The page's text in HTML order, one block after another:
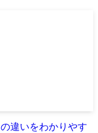
違いをわかりやす